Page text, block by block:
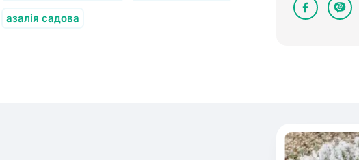
азалія садова